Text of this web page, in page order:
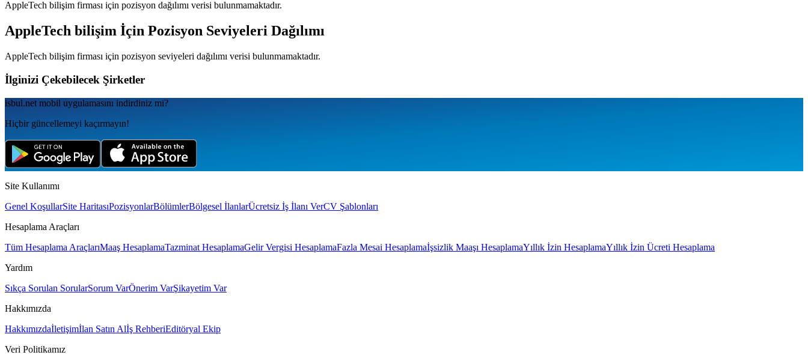
AppleTech bilişim firması için pozisyon dağılımı verisi bulunmamaktadır.
AppleTech bilişim İçin Pozisyon Seviyeleri Dağılımı
AppleTech bilişim firması için pozisyon seviyeleri dağılımı verisi bulunmamaktadır.
İlginizi Çekebilecek Şirketler
isbul.net mobil uygulamаsını indirdiniz mi?
Hiçbir güncellemeyi kaçırmayın!
Site Kullanımı
Genel KoşullarSite HaritasıPozisyonlarBölümlerBölgesel İlanlarÜcretsiz İş İlanı VerCV Şablonları
Hesaplama Araçları
Tüm Hesaplama AraçlarıMaaş HesaplamaTazminat HesaplamaGelir Vergisi HesaplamaFazla Mesai Hesaplamaİşsizlik Maaşı HesaplamaYıllık İzin HesaplamaYıllık İzin Ücreti Hesaplama
Yardım
Sıkça Sorulan SorularSorum VarÖnerim VarŞikayetim Var
Hakkımızda
Hakkımızdaİletişimİlan Satın Alİş RehberiEditöryal Ekip
Veri Politikamız